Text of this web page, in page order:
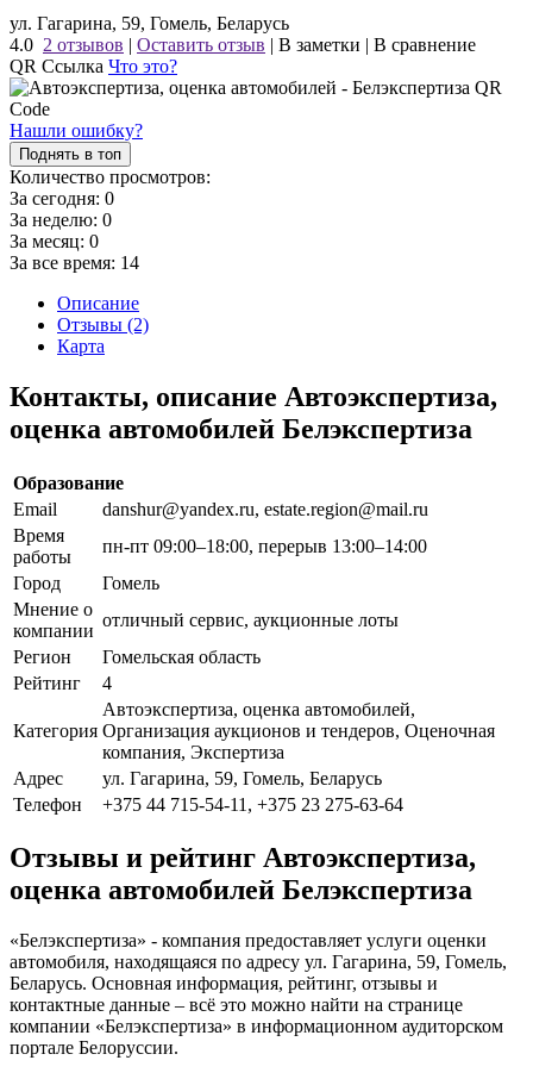
ул. Гагарина, 59, Гомель, Беларусь
4.0 2 отзывов | Оставить отзыв | В заметки | В сравнение
QR Ссылка Что это?
Нашли ошибку?
Поднять в топ
Количество просмотров:
За сегодня: 0
За неделю: 0
За месяц: 0
За все время: 14
Описание
Отзывы (2)
Карта
Контакты, описание Автоэкспертиза,
оценка автомобилей Белэкспертиза
Образование
Email
danshur@yandex.ru, estate.region@mail.ru
Время
работы
пн-пт 09:00–18:00, перерыв 13:00–14:00
Город
Гомель
Мнение о
компании
отличный сервис, аукционные лоты
Регион
Гомельская область
Рейтинг
4
Категория
Автоэкспертиза, оценка автомобилей,
Организация аукционов и тендеров, Оценочная
компания, Экспертиза
Адрес
ул. Гагарина, 59, Гомель, Беларусь
Телефон
+375 44 715-54-11, +375 23 275-63-64
Отзывы и рейтинг Автоэкспертиза,
оценка автомобилей Белэкспертиза
«Белэкспертиза» - компания предоставляет услуги оценки
автомобиля, находящаяся по адресу ул. Гагарина, 59, Гомель,
Беларусь. Основная информация, рейтинг, отзывы и
контактные данные – всё это можно найти на странице
компании «Белэкспертиза» в информационном аудиторском
портале Белоруссии.